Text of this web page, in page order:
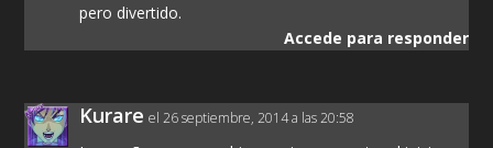
pero divertido.
Accede para responder
Kurare el 26 septiembre, 2014 a las 20:58